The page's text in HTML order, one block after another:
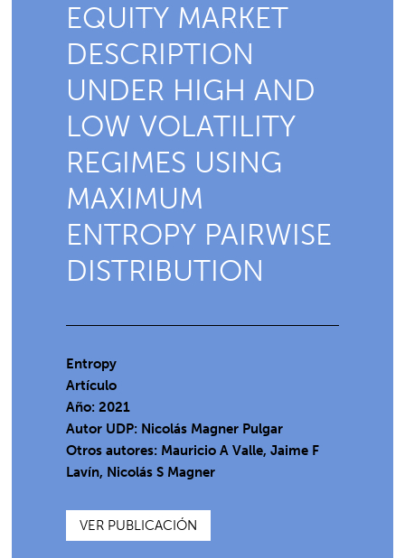
EQUITY MARKET
DESCRIPTION
UNDER HIGH AND
LOW VOLATILITY
REGIMES USING
MAXIMUM
ENTROPY PAIRWISE
DISTRIBUTION
Entropy
Artículo
Año: 2021
Autor UDP: Nicolás Magner Pulgar
Otros autores: Mauricio A Valle, Jaime F
Lavín, Nicolás S Magner
VER PUBLICACIÓN